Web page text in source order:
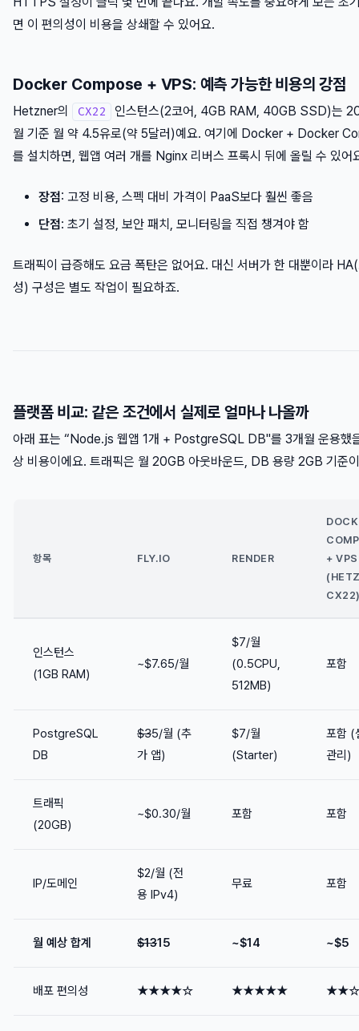
면 이 편의성이 비용을 상쇄할 수 있어요.
Docker Compose + VPS: 예측 가능한 비용의 강점
Hetzner의 CX22
인스턴스(2코어, 4GB RAM, 40GB SSD)는
월 기준 월 약 4.5유로(약 5달러)예요. 여기에 Docker + Docker
를 설치하면, 웹앱 여러 개를 Nginx 리버스 프록시 뒤에 올릴 수 있어
장점: 고정 비용, 스펙 대비 가격이 PaaS보다 훨씬 좋음
단점: 초기 설정, 보안 패치, 모니터링을 직접 챙겨야 함
트래픽이 급증해도 요금 폭탄은 없어요. 대신 서버가 한 대뿐이라
성) 구성은 별도 작업이 필요하죠.
플랫폼 비교: 같은 조건에서 실제로 얼마나 나올까
아래 표는 “Node.js 웹앱 1개 + PostgreSQL DB"를 3개월 운용했
상 비용이에요. 트래픽은 월 20GB 아웃바운드, DB 용량 2GB 기준
항목 FLY.IO RENDER
+ VPS
인스턴스
(1GB RAM)
~$7.65/월
$7/월
(0.5CPU,
512MB)
포함
PostgreSQL
DB
$35/월 (추
가 앱)
$7/월
(Starter)
포함 (
관리)
트래픽
(20GB)
~$0.30/월 포함 포함
IP/도메인
$2/월 (전
용 IPv4)
무료 포함
월 예상 합계 $1315 ~$14 ~$5
배포 편의성 ★★★★☆ ★★★★★